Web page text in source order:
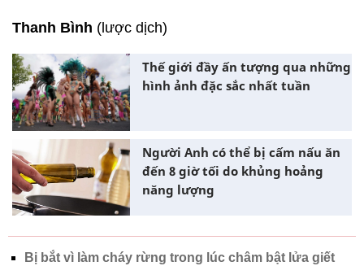
Thanh Bình (lược dịch)
Thế giới đầy ấn tượng qua những
hình ảnh đặc sắc nhất tuần
Người Anh có thể bị cấm nấu ăn
đến 8 giờ tối do khủng hoảng
năng lượng
Bị bắt vì làm cháy rừng trong lúc châm bật lửa giết